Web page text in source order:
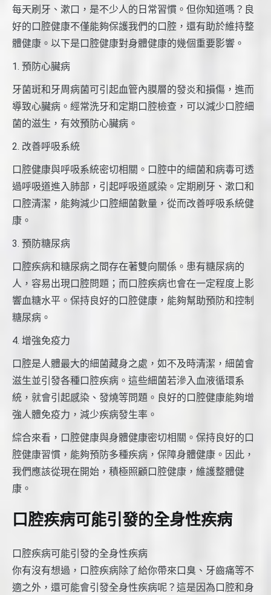
每天刷牙、漱口，是不少人的日常習慣。但你知道嗎？良
好的口腔健康不僅能夠保護我們的口腔，還有助於維持整
體健康。以下是口腔健康對身體健康的幾個重要影響。
1. 預防心臟病
牙菌斑和牙周病菌可引起血管內膜層的發炎和損傷，進而
導致心臟病。經常洗牙和定期口腔檢查，可以減少口腔細
菌的滋生，有效預防心臟病。
2. 改善呼吸系統
口腔健康與呼吸系統密切相關。口腔中的細菌和病毒可透
過呼吸道進入肺部，引起呼吸道感染。定期刷牙、漱口和
口腔清潔，能夠減少口腔細菌數量，從而改善呼吸系統健
康。
3. 預防糖尿病
口腔疾病和糖尿病之間存在著雙向關係。患有糖尿病的
人，容易出現口腔問題；而口腔疾病也會在一定程度上影
響血糖水平。保持良好的口腔健康，能夠幫助預防和控制
糖尿病。
4. 增強免疫力
口腔是人體最大的細菌藏身之處，如不及時清潔，細菌會
滋生並引發各種口腔疾病。這些細菌若滲入血液循環系
統，就會引起感染、發燒等問題。良好的口腔健康能夠增
強人體免疫力，減少疾病發生率。
綜合來看，口腔健康與身體健康密切相關。保持良好的口
腔健康習慣，能夠預防多種疾病，保障身體健康。因此，
我們應該從現在開始，積極照顧口腔健康，維護整體健
康。
口腔疾病可能引發的全身性疾病
口腔疾病可能引發的全身性疾病
你有沒有想過，口腔疾病除了給你帶來口臭、牙齒痛等不
適之外，還可能會引發全身性疾病呢？這是因為口腔和身